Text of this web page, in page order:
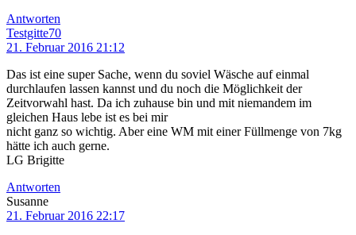
Antworten
Testgitte70
21. Februar 2016 21:12
Das ist eine super Sache, wenn du soviel Wäsche auf einmal
durchlaufen lassen kannst und du noch die Möglichkeit der
Zeitvorwahl hast. Da ich zuhause bin und mit niemandem im
gleichen Haus lebe ist es bei mir
nicht ganz so wichtig. Aber eine WM mit einer Füllmenge von 7kg
hätte ich auch gerne.
LG Brigitte
Antworten
Susanne
21. Februar 2016 22:17